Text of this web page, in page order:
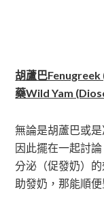
胡蘆巴
藥Wild Yam
無論是胡蘆巴或
因此擺在一起討
分泌（促發奶）
助發奶，那能順便